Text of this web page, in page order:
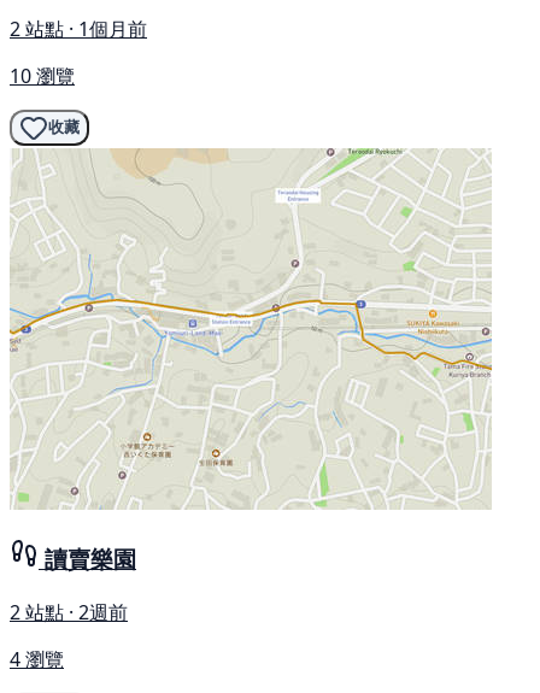
2 站點 · 1個月前
10 瀏覽
收藏
讀賣樂園
2 站點 · 2週前
4 瀏覽